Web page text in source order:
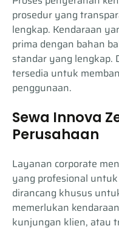
prosedur yang
lengkap. Kendaraan
prima dengan bahan
standar yang lengkap.
tersedia untuk
penggunaan.
Sewa Innova
Perusahaan
Layanan corporate
yang profesional
dirancang khusus
memerlukan
kunjungan klien, atau